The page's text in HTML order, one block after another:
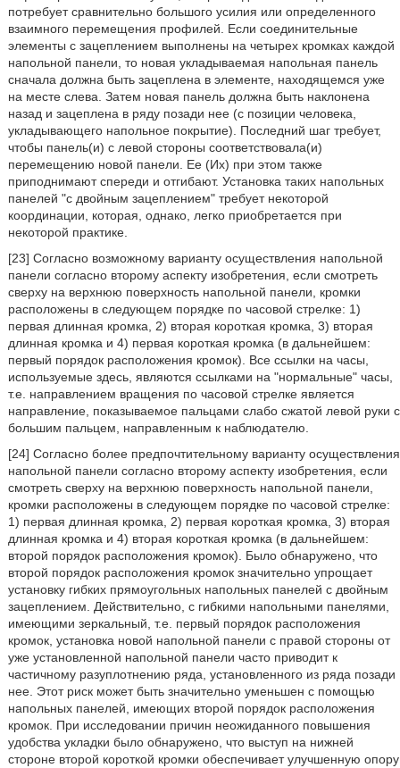
потребует сравнительно большого усилия или определенного
взаимного перемещения профилей. Если соединительные
элементы с зацеплением выполнены на четырех кромках каждой
напольной панели, то новая укладываемая напольная панель
сначала должна быть зацеплена в элементе, находящемся уже
на месте слева. Затем новая панель должна быть наклонена
назад и зацеплена в ряду позади нее (с позиции человека,
укладывающего напольное покрытие). Последний шаг требует,
чтобы панель(и) с левой стороны соответствовала(и)
перемещению новой панели. Ее (Их) при этом также
приподнимают спереди и отгибают. Установка таких напольных
панелей "с двойным зацеплением" требует некоторой
координации, которая, однако, легко приобретается при
некоторой практике.
[23] Согласно возможному варианту осуществления напольной
панели согласно второму аспекту изобретения, если смотреть
сверху на верхнюю поверхность напольной панели, кромки
расположены в следующем порядке по часовой стрелке: 1)
первая длинная кромка, 2) вторая короткая кромка, 3) вторая
длинная кромка и 4) первая короткая кромка (в дальнейшем:
первый порядок расположения кромок). Все ссылки на часы,
используемые здесь, являются ссылками на "нормальные" часы,
т.е. направлением вращения по часовой стрелке является
направление, показываемое пальцами слабо сжатой левой руки с
большим пальцем, направленным к наблюдателю.
[24] Согласно более предпочтительному варианту осуществления
напольной панели согласно второму аспекту изобретения, если
смотреть сверху на верхнюю поверхность напольной панели,
кромки расположены в следующем порядке по часовой стрелке:
1) первая длинная кромка, 2) первая короткая кромка, 3) вторая
длинная кромка и 4) вторая короткая кромка (в дальнейшем:
второй порядок расположения кромок). Было обнаружено, что
второй порядок расположения кромок значительно упрощает
установку гибких прямоугольных напольных панелей с двойным
зацеплением. Действительно, с гибкими напольными панелями,
имеющими зеркальный, т.е. первый порядок расположения
кромок, установка новой напольной панели с правой стороны от
уже установленной напольной панели часто приводит к
частичному разуплотнению ряда, установленного из ряда позади
нее. Этот риск может быть значительно уменьшен с помощью
напольных панелей, имеющих второй порядок расположения
кромок. При исследовании причин неожиданного повышения
удобства укладки было обнаружено, что выступ на нижней
стороне второй короткой кромки обеспечивает улучшенную опору